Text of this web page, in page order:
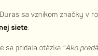
sa vznikom značky v
siete.
sa pridala otázka “Ako